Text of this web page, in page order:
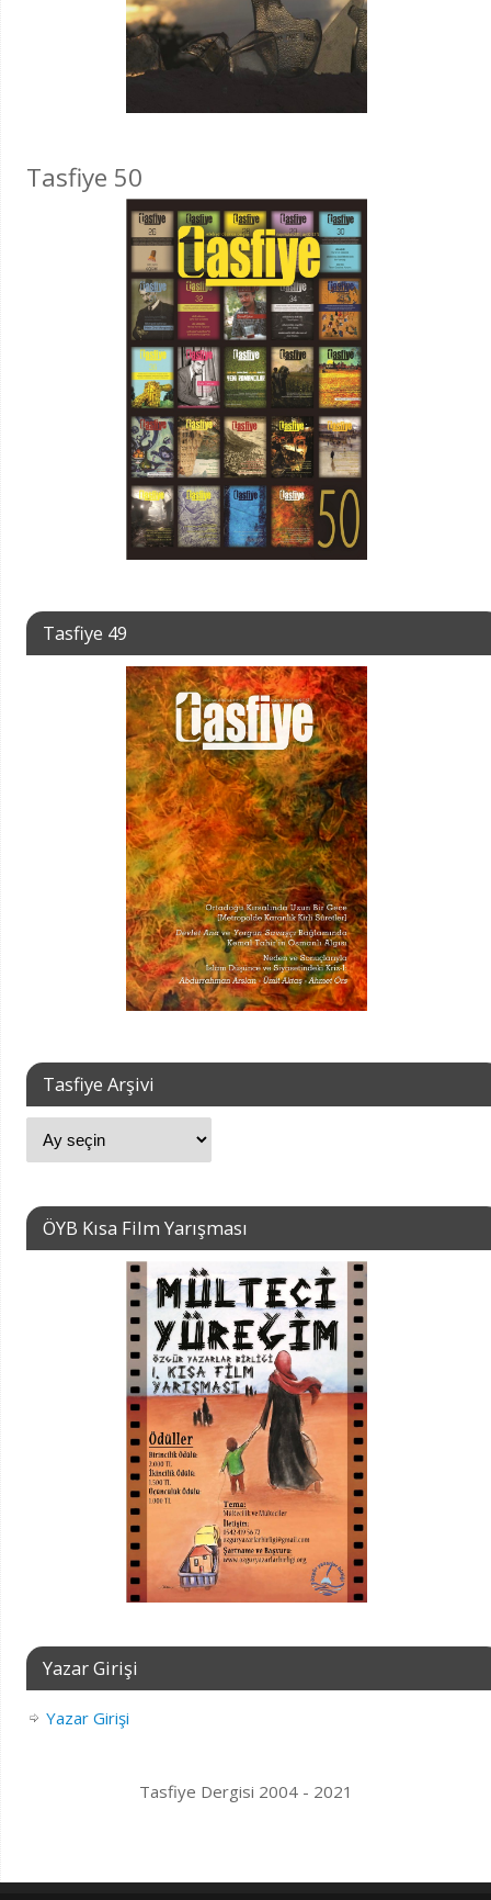
Tasfiye 50
Tasfiye 49
Tasfiye Arşivi
ÖYB Kısa Film Yarışması
Yazar Girişi
Yazar Girişi
Tasfiye Dergisi 2004 - 2021